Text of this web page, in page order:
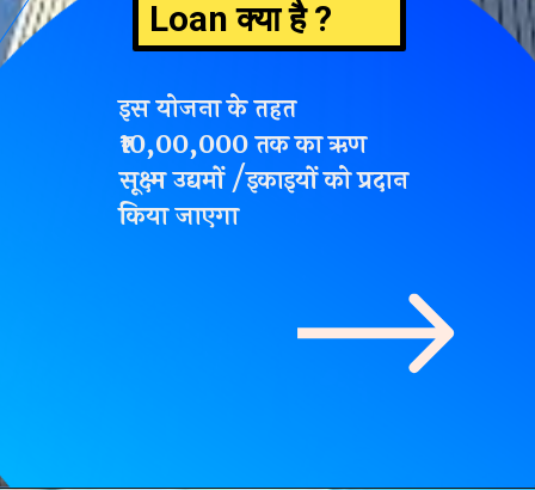
Loan क्या है ?
इस योजना के तहत
₹10,00,000तक काऋण
सूक्ष्मउद्यमों /इकाइयों को प्रदान
किया जाएगा